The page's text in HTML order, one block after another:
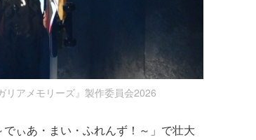
アメモリーズ』製作委員会2026
ぃあ・まい・ふれんず！～」で壮大